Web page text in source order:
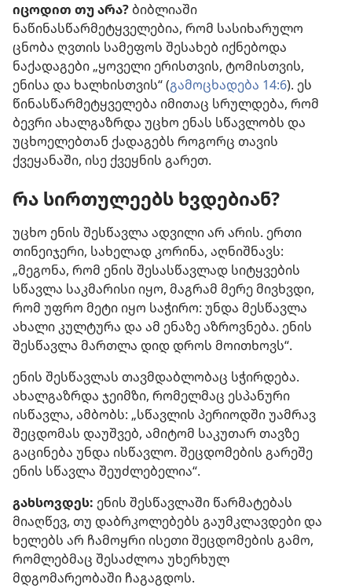
იცოდით თუ არა? ბიბლიაში
ნაწინასწარმეტყველებია, რომ სასიხარულო
ცნობა ღვთის სამეფოს შესახებ იქნებოდა
ნაქადაგები „ყოველი ერისთვის, ტომისთვის,
ენისა და ხალხისთვის“ (გამოცხადება 14:6). ეს
წინასწარმეტყველება იმითაც სრულდება, რომ
ბევრი ახალგაზრდა უცხო ენას სწავლობს და
უცხოელებთან ქადაგებს როგორც თავის
ქვეყანაში, ისე ქვეყნის გარეთ.
რა სირთულეებს ხვდებიან?
უცხო ენის შესწავლა ადვილი არ არის. ერთი
თინეიჯერი, სახელად კორინა, აღნიშნავს:
„მეგონა, რომ ენის შესასწავლად სიტყვების
სწავლა საკმარისი იყო, მაგრამ მერე მივხვდი,
რომ უფრო მეტი იყო საჭირო: უნდა მესწავლა
ახალი კულტურა და ამ ენაზე აზროვნება. ენის
შესწავლა მართლა დიდ დროს მოითხოვს“.
ენის შესწავლას თავმდაბლობაც სჭირდება.
ახალგაზრდა ჯეიმზი, რომელმაც ესპანური
ისწავლა, ამბობს: „სწავლის პერიოდში უამრავ
შეცდომას დაუშვებ, ამიტომ საკუთარ თავზე
გაცინება უნდა ისწავლო. შეცდომების გარეშე
ენის სწავლა შეუძლებელია“.
გახსოვდეს: ენის შესწავლაში წარმატებას
მიაღწევ, თუ დაბრკოლებებს გაუმკლავდები და
ხელებს არ ჩამოყრი ისეთი შეცდომების გამო,
რომლებმაც შესაძლოა უხერხულ
მდგომარეობაში ჩაგაგდოს.